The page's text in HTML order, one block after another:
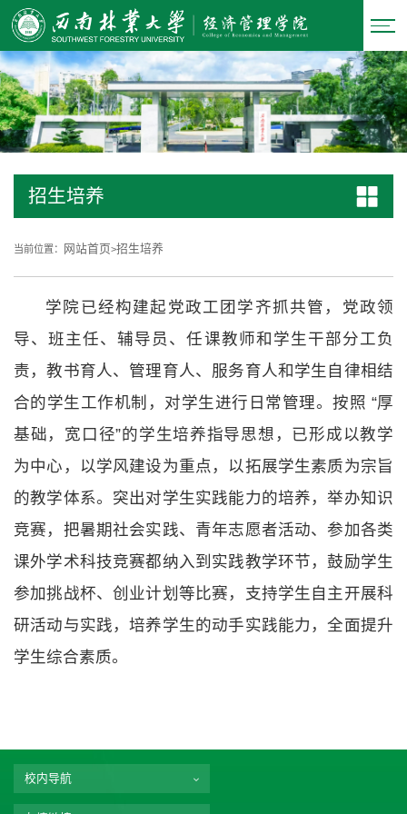
招生培养
当前位置： 网站首页>招生培养
学院已经构建起党政工团学齐抓共管，党政领
导、班主任、辅导员、任课教师和学生干部分工负
责，教书育人、管理育人、服务育人和学生自律相结
合的学生工作机制，对学生进行日常管理。按照 “厚
基础，宽口径”的学生培养指导思想，已形成以教学
为中心，以学风建设为重点，以拓展学生素质为宗旨
的教学体系。突出对学生实践能力的培养，举办知识
竞赛，把暑期社会实践、青年志愿者活动、参加各类
课外学术科技竞赛都纳入到实践教学环节，鼓励学生
参加挑战杯、创业计划等比赛，支持学生自主开展科
研活动与实践，培养学生的动手实践能力，全面提升
学生综合素质。
校内导航